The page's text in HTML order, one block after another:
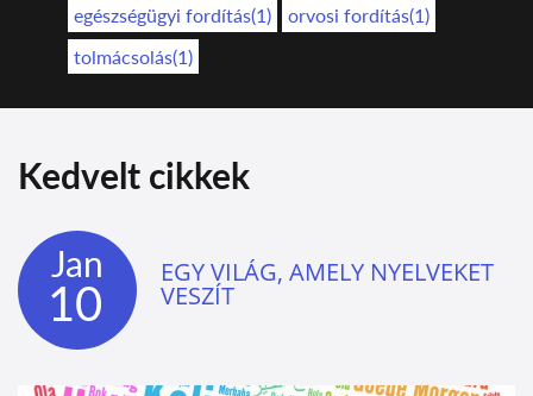
egészségügyi fordítás(1)
orvosi fordítás(1)
tolmácsolás(1)
Kedvelt cikkek
Jan
10
EGY VILÁG, AMELY NYELVEKET
VESZÍT